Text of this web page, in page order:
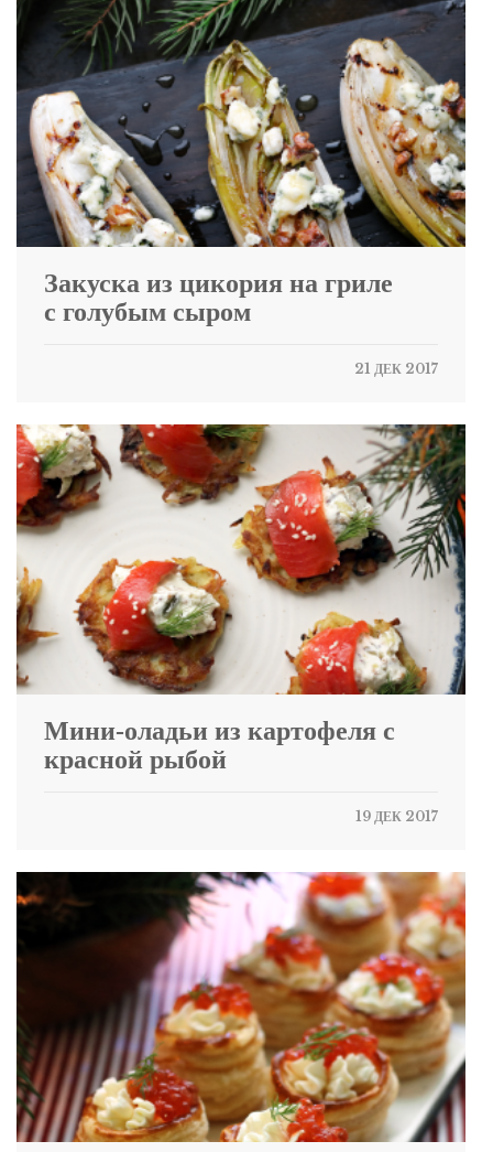
Закуска из цикория на гриле
с голубым сыром
21 ДЕК 2017
Мини-оладьи из картофеля с
красной рыбой
19 ДЕК 2017